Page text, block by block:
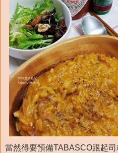
當然得要預備TABASCO跟起司